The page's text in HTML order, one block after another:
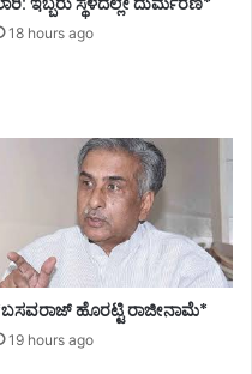
18 hours ago
ಹೊರಟ್ಟಿ ರಾಜೀನಾಮೆ*
19 hours ago